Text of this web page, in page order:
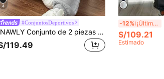
4
#ConjuntosDeportivos
INAWLY Conjunto de 2 piezas de sudadera con capucha y cordón y pantalones de unicolor para mujer
119.49
-12% ¡Últimos 3 días
S/109.21
Estimado